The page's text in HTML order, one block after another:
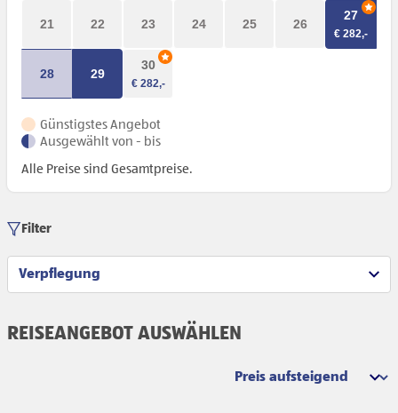
21 22 23 24 25 26
27
28 29
30
Günstigstes Angebot
Ausgewählt von - bis
Alle Preise sind Gesamtpreise.
Filter
Verpflegung
REISEANGEBOT AUSWÄHLEN